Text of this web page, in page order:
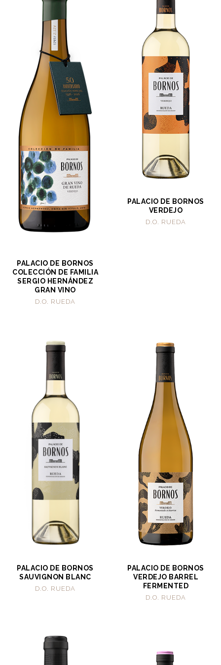
PALACIO DE BORNOS
COLECCIÓN DE FAMILIA
SERGIO HERNÁNDEZ
GRAN VINO
D.O. RUEDA
PALACIO DE BORNOS
VERDEJO
D.O. RUEDA
PALACIO DE BORNOS
SAUVIGNON BLANC
D.O. RUEDA
PALACIO DE BORNOS
VERDEJO BARREL
FERMENTED
D.O. RUEDA